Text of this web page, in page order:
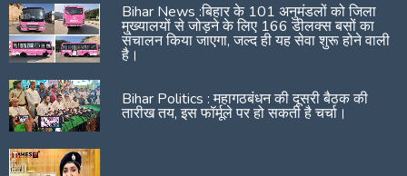
Bihar News :बिहार के 101 अनुमंडलों को जिला
मुख्यालयों से जोड़ने के लिए 166 डीलक्स बसों का
संचालन किया जाएगा, जल्द ही यह सेवा शुरू होने वाली
है।
Bihar Politics : महागठबंधन की दूसरी बैठक की
तारीख तय, इस फॉर्मूले पर हो सकती है चर्चा।